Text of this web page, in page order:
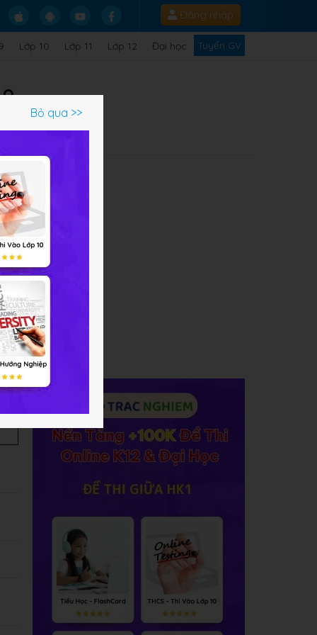
Đăng nhập
Lớp 10 Lớp 11 Lớp 12 Đại học Tuyển GV
Bỏ qua >>